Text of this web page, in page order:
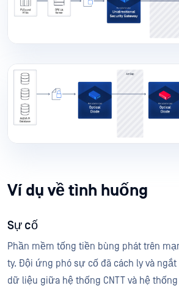
Ví dụ về tình huống
Sự cố
Phần mềm tống tiền bùng phát trên
ty. Đội ứng phó sự cố đã cách ly và
dữ liệu giữa hệ thống CNTT và hệ